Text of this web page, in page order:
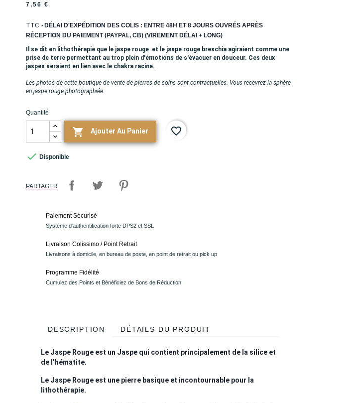
7,56 €
TTC
DÉLAI D'EXPÉDITION DES COLIS : ENTRE 48H ET 8 JOURS OUVRÉS APRÈS
RÉCEPTION DU PAIEMENT (PAYPAL, CB) (VIREMENT DÉLAI + LONG)
Il se dit en lithothérapie que le jaspe rouge et le jaspe rouge breschia agiraient comme une
prise de terre permettant au trop plein d'émotions de s'évacuer en douceur. Ces deux
jaspes seraient en lien avec le chakra racine.
Les photos de cette boutique de vente de pierres de soins sont contractuelles. Vous recevrez la sphère
en jaspe rouge photographiée.
Quantité
 Ajouter Au Panier favorite_border
 Disponible
PARTAGER
Paiement Sécurisé
Système d'authentification forte DPS2 et SSL
Livraison Colissimo / Point Retrait
Livraisons à domicile, en bureau de poste, en point de retrait ou pick up
Programme Fidélité
Cumulez des Points et Bénéficiez de Bons de Réduction
DESCRIPTION DÉTAILS DU PRODUIT
Le Jaspe Rouge est un Jaspe qui contient principalement de la silice et
de l’hématite.
Le Jaspe Rouge est une pierre basique et incontournable pour la
lithothérapie.